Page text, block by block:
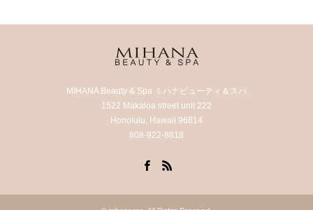
MIHANA Beauty & Spa ミハナビューティ＆スパ
1522 Makaloa street unit 222
Honolulu, Hawaii 96814
808-922-8818